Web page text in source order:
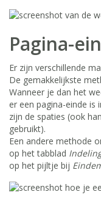
Pagina-
Er zijn verschillende
De gemakkelijkste
Wanneer je dan het
er een pagina-einde is
zijn de spaties (ook
gebruikt).
Een andere methode
op het tabblad
op het pijltje bij